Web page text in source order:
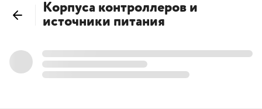
Корпуса контроллеров и
источники питания